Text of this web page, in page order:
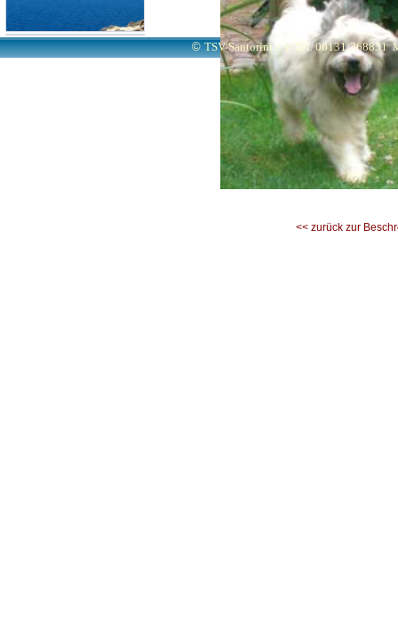
<< zurück zur
©TSV Santorini e.V. Tel. 06131/368831